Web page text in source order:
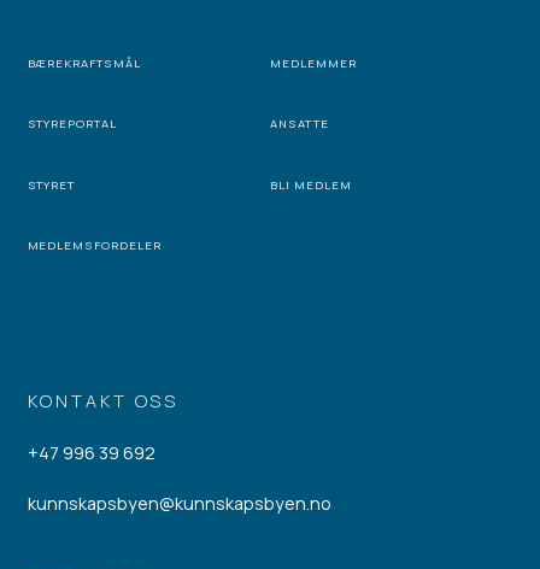
KONTAKT OSS
+47 996 39 692
kunnskapsbyen@kunnskapsbyen.no
BÆREKRAFTSMÅL MEDLEMMER
STYREPORTAL ANSATTE
STYRET BLI MEDLEM
MEDLEMSFORDELER